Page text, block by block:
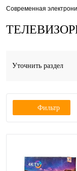
Современная
Уточнить раздел
Фильтр